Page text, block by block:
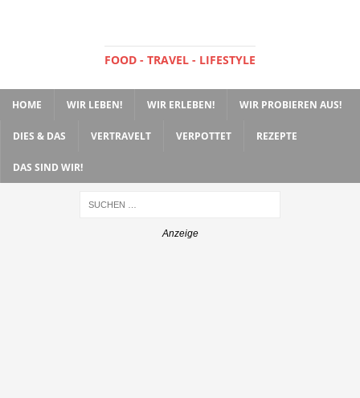
FOOD - TRAVEL - LIFESTYLE
HOME WIR LEBEN! WIR ERLEBEN! WIR PROBIEREN AUS!
DIES & DAS VERTRAVELT VERPOTTET REZEPTE
DAS SIND WIR!